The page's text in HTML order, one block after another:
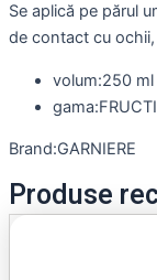
Se aplică pe părul
de contact cu
volum:250 ml
Brand:GARNIERE
Produse